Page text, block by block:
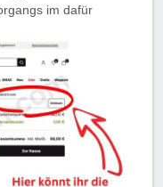
im dafür